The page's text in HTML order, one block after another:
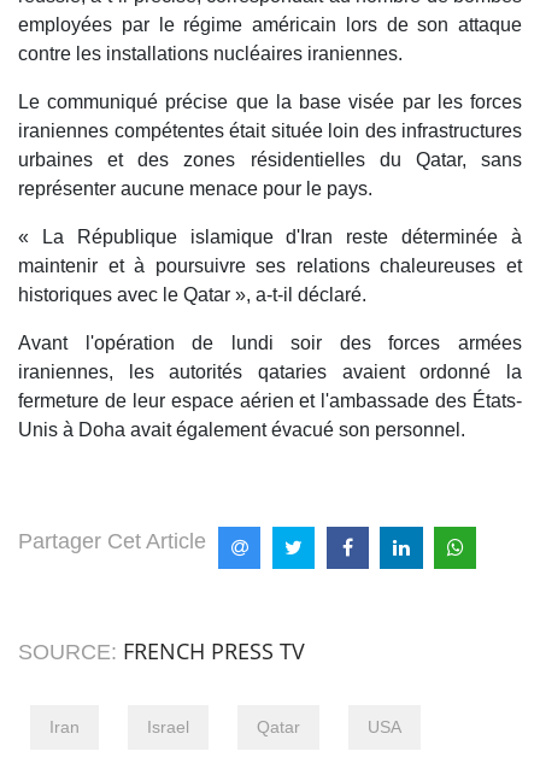
employées par le régime américain lors de son attaque
contre les installations nucléaires iraniennes.
Le communiqué précise que la base visée par les forces
iraniennes compétentes était située loin des infrastructures
urbaines et des zones résidentielles du Qatar, sans
représenter aucune menace pour le pays.
« La République islamique d'Iran reste déterminée à
maintenir et à poursuivre ses relations chaleureuses et
historiques avec le Qatar », a-t-il déclaré.
Avant l'opération de lundi soir des forces armées
iraniennes, les autorités qataries avaient ordonné la
fermeture de leur espace aérien et l'ambassade des États-
Unis à Doha avait également évacué son personnel.
Partager Cet Article
SOURCE: FRENCH PRESS TV
Iran Israel Qatar USA